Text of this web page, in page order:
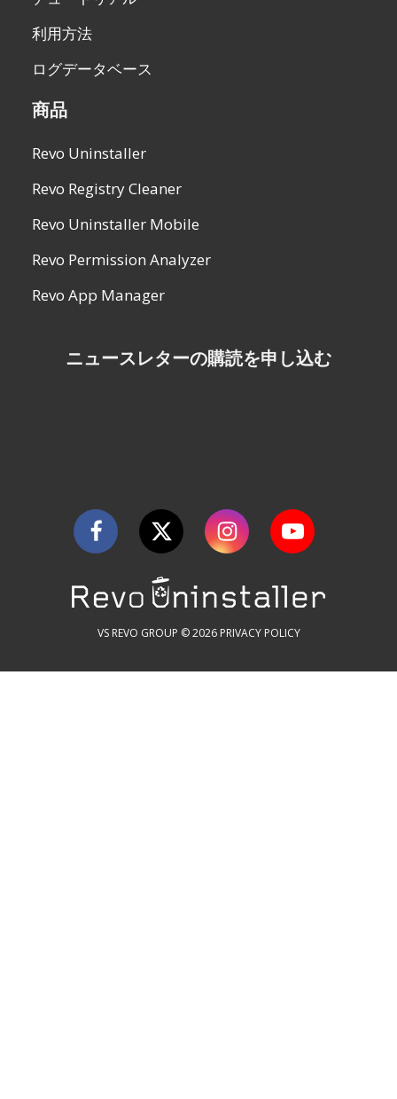
利用方法
ログデータベース
商品
Revo Uninstaller
Revo Registry Cleaner
Revo Uninstaller Mobile
Revo Permission Analyzer
Revo App Manager
ニュースレターの購読を申し込む
VS REVO GROUP © 2026 PRIVACY POLICY